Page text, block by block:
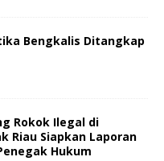
Bengkalis Ditangkap
Rokok Ilegal di
Riau Siapkan Laporan
Hukum